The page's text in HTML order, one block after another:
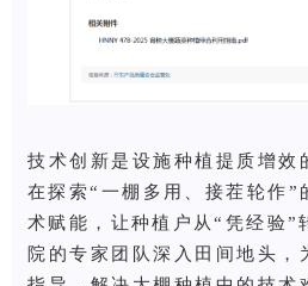
技术创新是设施种植提质增效
在探索“一棚多用、接茬轮作”
术赋能，让种植户从“凭经验”
院的专家团队深入田间地头，